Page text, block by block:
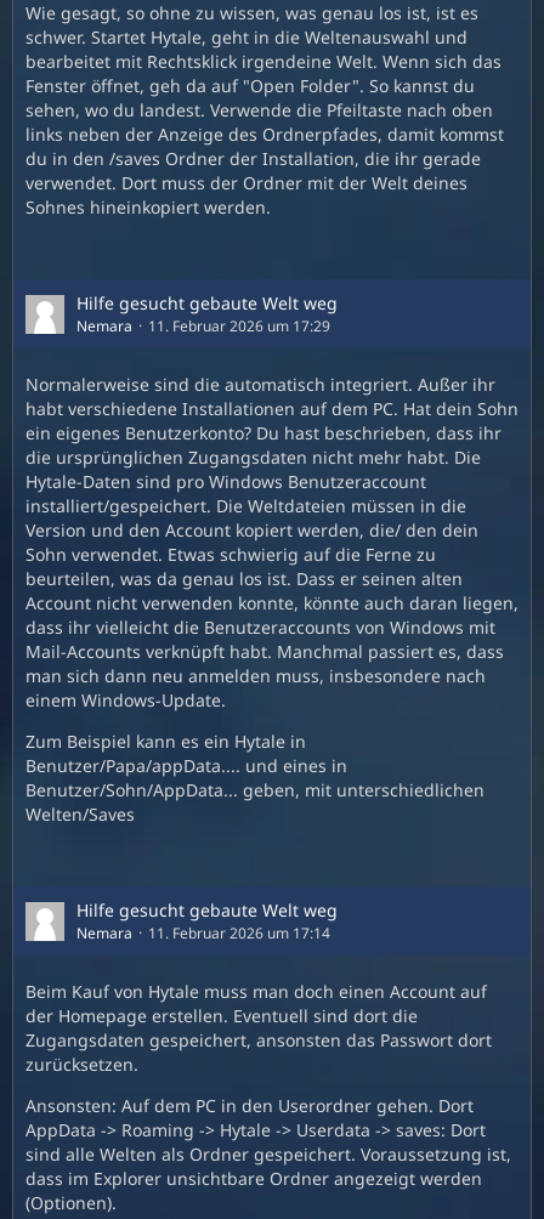
Wie gesagt, so ohne zu wissen, was genau los ist, ist es
schwer. Startet Hytale, geht in die Weltenauswahl und
bearbeitet mit Rechtsklick irgendeine Welt. Wenn sich das
Fenster öffnet, geh da auf "Open Folder". So kannst du
sehen, wo du landest. Verwende die Pfeiltaste nach oben
links neben der Anzeige des Ordnerpfades, damit kommst
du in den /saves Ordner der Installation, die ihr gerade
verwendet. Dort muss der Ordner mit der Welt deines
Sohnes hineinkopiert werden.
Hilfe gesucht gebaute Welt weg
Nemara 11. Februar 2026 um 17:29
Normalerweise sind die automatisch integriert. Außer ihr
habt verschiedene Installationen auf dem PC. Hat dein Sohn
ein eigenes Benutzerkonto? Du hast beschrieben, dass ihr
die ursprünglichen Zugangsdaten nicht mehr habt. Die
Hytale-Daten sind pro Windows Benutzeraccount
installiert/gespeichert. Die Weltdateien müssen in die
Version und den Account kopiert werden, die/ den dein
Sohn verwendet. Etwas schwierig auf die Ferne zu
beurteilen, was da genau los ist. Dass er seinen alten
Account nicht verwenden konnte, könnte auch daran liegen,
dass ihr vielleicht die Benutzeraccounts von Windows mit
Mail-Accounts verknüpft habt. Manchmal passiert es, dass
man sich dann neu anmelden muss, insbesondere nach
einem Windows-Update.
Zum Beispiel kann es ein Hytale in
Benutzer/Papa/appData.... und eines in
Benutzer/Sohn/AppData... geben, mit unterschiedlichen
Welten/Saves
Hilfe gesucht gebaute Welt weg
Nemara 11. Februar 2026 um 17:14
Beim Kauf von Hytale muss man doch einen Account auf
der Homepage erstellen. Eventuell sind dort die
Zugangsdaten gespeichert, ansonsten das Passwort dort
zurücksetzen.
Ansonsten: Auf dem PC in den Userordner gehen. Dort
AppData -> Roaming -> Hytale -> Userdata -> saves: Dort
sind alle Welten als Ordner gespeichert. Voraussetzung ist,
dass im Explorer unsichtbare Ordner angezeigt werden
(Optionen).